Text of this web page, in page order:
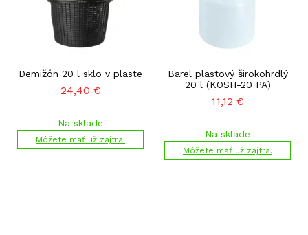
Demižón 20 l sklo v plaste
24,40 €
Na sklade
Môžete mať už zajtra.
Barel plastový širokohrdlý
20 l (KOSH-20 PA)
11,12 €
Na sklade
Môžete mať už zajtra.